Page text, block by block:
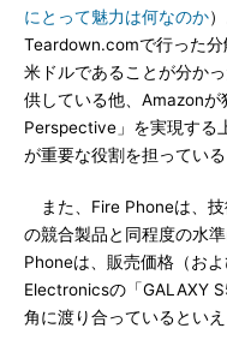
にとって魅力は何なのか
Teardown.comで行った
米ドルであることが分か
供している他、Amazon
Perspective」を実現する
が重要な役割を担ってい
また、Fire Phoneは、技
の競合製品と同程度の水
Phoneは、販売価格（お
Electronicsの「GALAXY
角に渡り合っているといえ